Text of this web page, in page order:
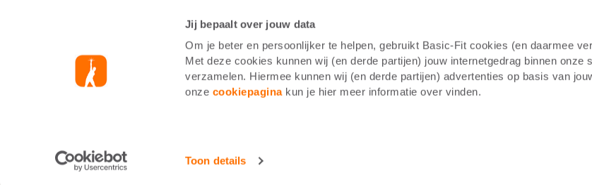
Jij bepaalt over jouw data
Om je beter en persoonlijker te helpen, gebruikt Basic-Fit cookies (en daarmee
Met deze cookies kunnen wij (en derde partijen) jouw internetgedrag binnen onze
verzamelen. Hiermee kunnen wij (en derde partijen) advertenties op basis van
onze cookiepaginakun je hier meer informatie over vinden.
Toon details